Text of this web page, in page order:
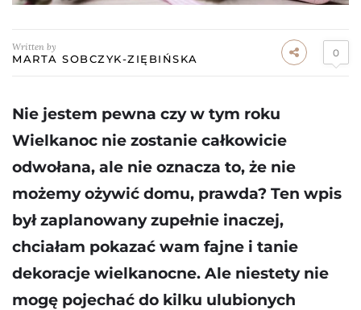
Written by
MARTA SOBCZYK-ZIĘBIŃSKA 0
Nie jestem pewna czy w tym roku
Wielkanoc nie zostanie całkowicie
odwołana, ale nie oznacza to, że nie
możemy ożywić domu, prawda? Ten wpis
był zaplanowany zupełnie inaczej,
chciałam pokazać wam fajne i tanie
dekoracje wielkanocne. Ale niestety nie
mogę pojechać do kilku ulubionych